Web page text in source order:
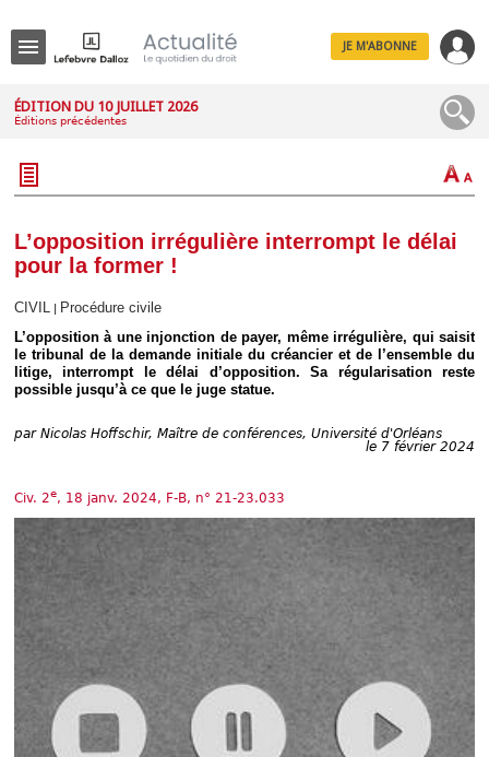
IT
JE M'ABONNE
ÉDITION DU 10 JUILLET 2026
Éditions précédentes
L’opposition irrégulière interrompt le délai
pour la former !
CIVIL
Procédure civile
L’opposition à une injonction de payer, même irrégulière, qui saisit
le tribunal de la demande initiale du créancier et de l’ensemble du
litige, interrompt le délai d’opposition. Sa régularisation reste
possible jusqu’à ce que le juge statue.
par Nicolas Hoffschir, Maître de conférences, Université d'Orléans
le 7 février 2024
Civ. 2e, 18 janv. 2024, F-B, n° 21-23.033